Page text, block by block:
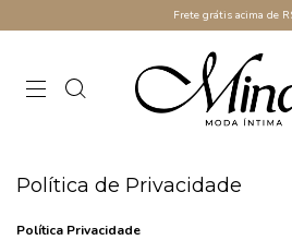
Frete grátis acima de
Política de Privacidade
Política Privacidade